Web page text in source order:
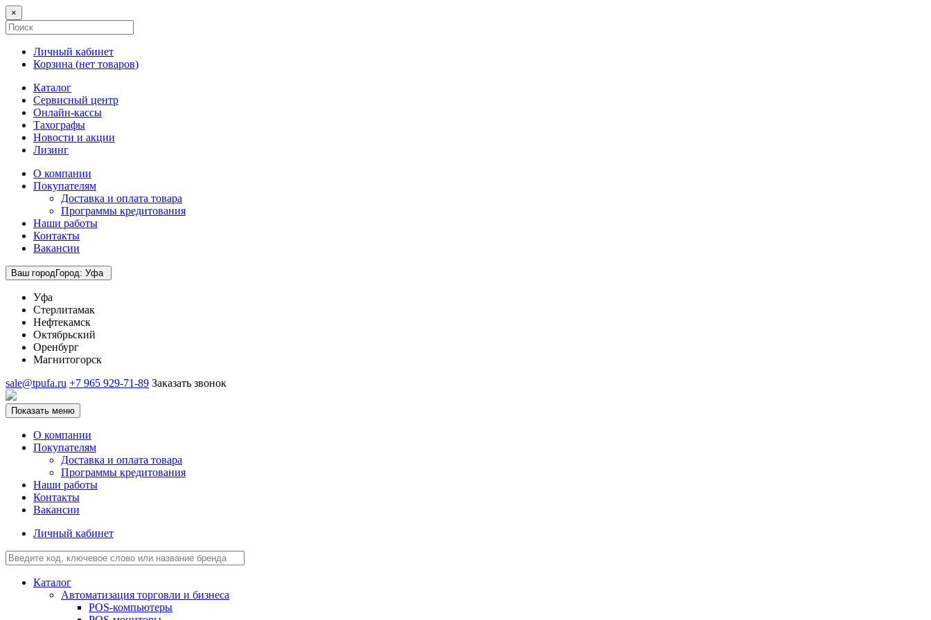
×
Личный кабинет
Корзина (нет товаров)
Каталог
Сервисный центр
Онлайн-кассы
Тахографы
Новости и акции
Лизинг
О компании
Покупателям
Доставка и оплата товара
Программы кредитования
Наши работы
Контакты
Вакансии
Ваш городГород: Уфа
Уфа
Стерлитамак
Нефтекамск
Октябрьский
Оренбург
Магнитогорск
sale@tpufa.ru +7 965 929-71-89 Заказать звонок
Показать меню
О компании
Покупателям
Доставка и оплата товара
Программы кредитования
Наши работы
Контакты
Вакансии
Личный кабинет
Каталог
Автоматизация торговли и бизнеса
POS-компьютеры